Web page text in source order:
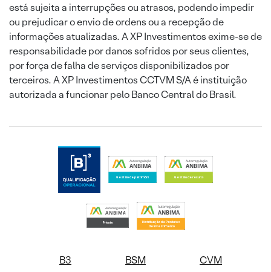
está sujeita a interrupções ou atrasos, podendo impedir
ou prejudicar o envio de ordens ou a recepção de
informações atualizadas. A XP Investimentos exime-se de
responsabilidade por danos sofridos por seus clientes,
por força de falha de serviços disponibilizados por
terceiros. A XP Investimentos CCTVM S/A é instituição
autorizada a funcionar pelo Banco Central do Brasil.
B3 BSM CVM